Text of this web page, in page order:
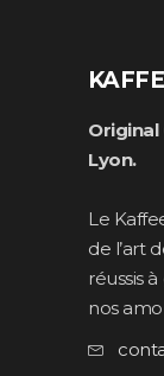
Lyon.
Le
de l’art
réussis
nos